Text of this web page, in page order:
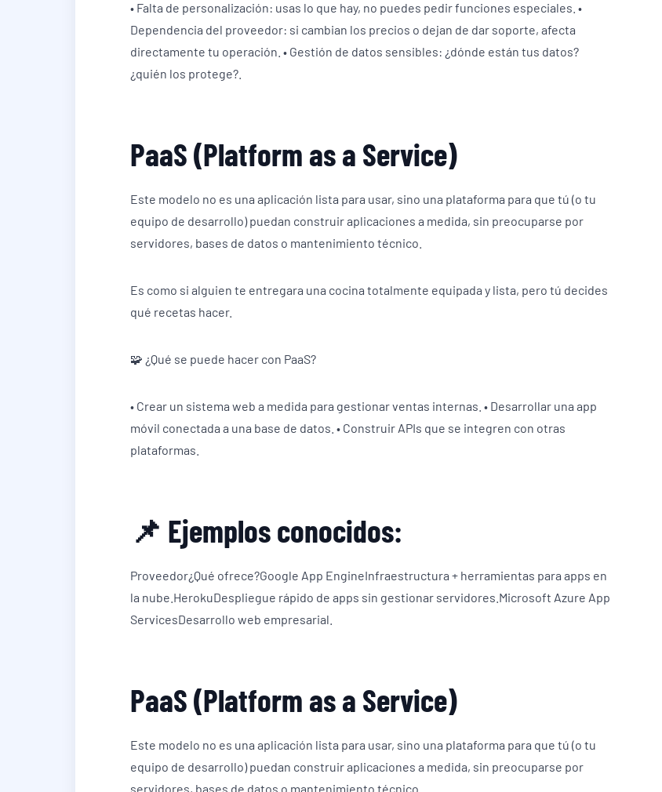
• Falta de personalización: usas lo que hay, no puedes pedir funciones especiales. •
Dependencia del proveedor: si cambian los precios o dejan de dar soporte, afecta
directamente tu operación. • Gestión de datos sensibles: ¿dónde están tus datos?
¿quién los protege?.
PaaS (Platform as a Service)
Este modelo no es una aplicación lista para usar, sino una plataforma para que tú (o tu
equipo de desarrollo) puedan construir aplicaciones a medida, sin preocuparse por
servidores, bases de datos o mantenimiento técnico.
Es como si alguien te entregara una cocina totalmente equipada y lista, pero tú decides
qué recetas hacer.
🧩 ¿Qué se puede hacer con PaaS?
• Crear un sistema web a medida para gestionar ventas internas. • Desarrollar una app
móvil conectada a una base de datos. • Construir APIs que se integren con otras
plataformas.
📌 Ejemplos conocidos:
Proveedor¿Qué ofrece?Google App EngineInfraestructura + herramientas para apps en
la nube.HerokuDespliegue rápido de apps sin gestionar servidores.Microsoft Azure App
ServicesDesarrollo web empresarial.
PaaS (Platform as a Service)
Este modelo no es una aplicación lista para usar, sino una plataforma para que tú (o tu
equipo de desarrollo) puedan construir aplicaciones a medida, sin preocuparse por
servidores, bases de datos o mantenimiento técnico.